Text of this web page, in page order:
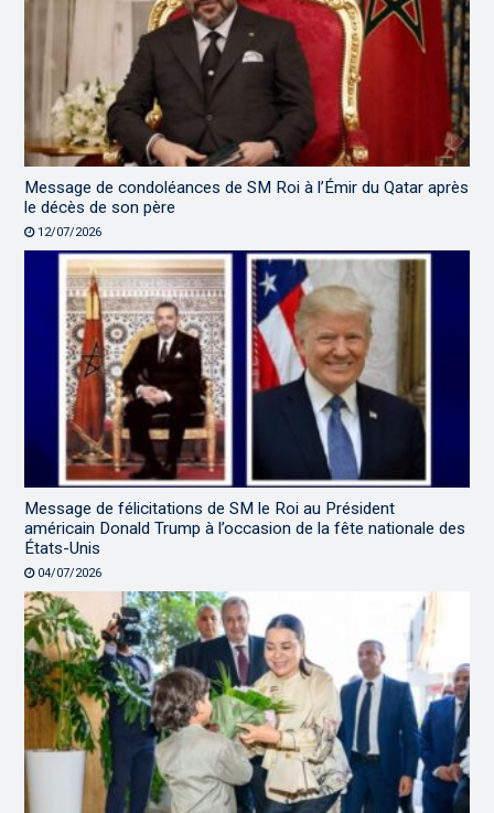
Message de condoléances de SM Roi à l’Émir du Qatar après
le décès de son père
12/07/2026
Message de félicitations de SM le Roi au Président
américain Donald Trump à l’occasion de la fête nationale des
États-Unis
04/07/2026